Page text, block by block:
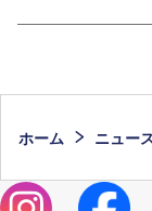
ホーム ニュー